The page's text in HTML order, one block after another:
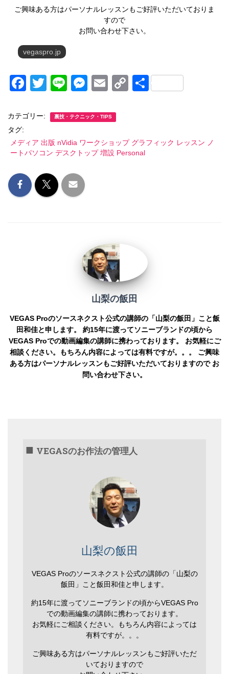
ご興味ある方はパーソナルレッスンもご好評いただいておりま
すので
お問い合わせ下さい。
vegaspro.jp
F
c
b
o
k
T
tt
Li
e
M
ss
n
E
ail
C
Li
共
カテゴリー: 裏技・テクニック・TIPS
タグ:
メディア 出版 nVidia ワークショップ グラフィック レッスン ノ
ートパソコン デスクトップ 増設 Personal
山梨の飯田
VEGAS Proのソースネクスト公式の講師の「山梨の飯田」こと飯
田和佳と申します。 約15年に渡ってソニーブランドの頃から
VEGAS Proでの動画編集の講師に携わっております。 お気軽にご
相談ください。もちろん内容によっては有料ですが。。。 ご興味
ある方はパーソナルレッスンもご好評いただいておりますので お
問い合わせ下さい。
VEGASのお作法の管理人
山梨の飯田
VEGAS Proのソースネクスト公式の講師の「山梨の
飯田」こと飯田和佳と申します。
約15年に渡ってソニーブランドの頃からVEGAS Pro
での動画編集の講師に携わっております。
お気軽にご相談ください。もちろん内容によっては
有料ですが。。。
ご興味ある方はパーソナルレッスンもご好評いただ
いておりますので